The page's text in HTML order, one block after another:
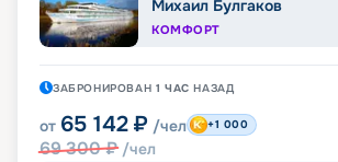
Михаил Булгаков
КОМФОРТ
ЗАБРОНИРОВАН 1 ЧАС НАЗАД
от 65 142 ₽ /чел
69 300₽ /чел
+1 000